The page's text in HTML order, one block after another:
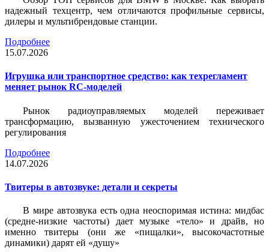
надежный техцентр, чем отличаются профильные сервисы,
дилеры и мультибрендовые станции.
Подробнее
15.07.2026
Игрушка или транспортное средство: как техрегламент
меняет рынок RC-моделей
Рынок радиоуправляемых моделей переживает
трансформацию, вызванную ужесточением технического
регулирования
Подробнее
14.07.2026
Твитеры в автозвуке: детали и секреты
В мире автозвука есть одна неоспоримая истина: мидбас
(средне-низкие частоты) дает музыке «тело» и драйв, но
именно твитеры (они же «пищалки», высокочастотные
динамики) дарят ей «душу»